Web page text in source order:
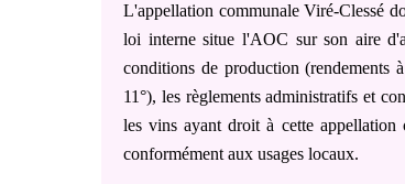
L'appellation communale Viré-Clessé
loi interne situe l'AOC sur son aire
conditions de production (rendements
11°), les règlements administratifs et
les vins ayant droit à cette
conformément aux usages locaux.